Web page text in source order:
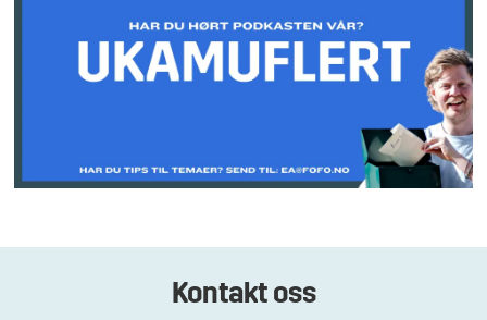
Kontakt oss